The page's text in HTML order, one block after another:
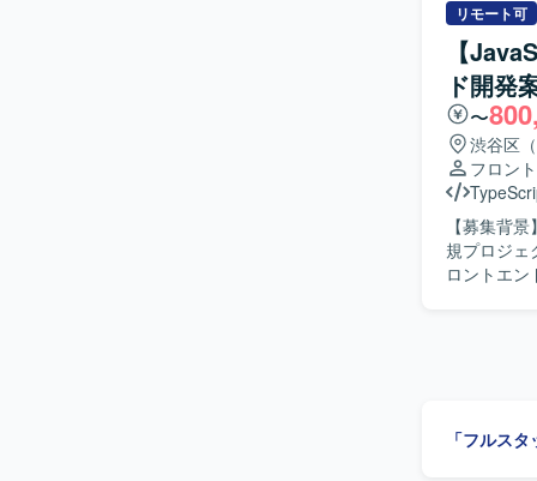
や知識の
おります
方が望ましいです。 【ポジションの魅力】 フロ
携わるこ
むことがで
めていくことができます。 【開発環
フロント
レートエ
す。
リモート可
【
ド開発
〜
渋谷区
フロン
【募集背
規プロジェ
ロントエンドエンジ
【ポジシ
「フルス